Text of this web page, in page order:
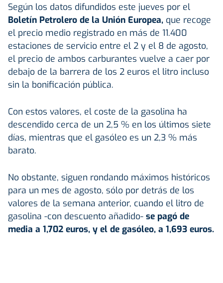
Según los datos difundidos este jueves por el
Boletín Petrolero de la Unión Europea, que recoge
el precio medio registrado en más de 11.400
estaciones de servicio entre el 2 y el 8 de agosto,
el precio de ambos carburantes vuelve a caer por
debajo de la barrera de los 2 euros el litro incluso
sin la bonificación pública.
Con estos valores, el coste de la gasolina ha
descendido cerca de un 2,5 % en los últimos siete
días, mientras que el gasóleo es un 2,3 % más
barato.
No obstante, siguen rondando máximos históricos
para un mes de agosto, sólo por detrás de los
valores de la semana anterior, cuando el litro de
gasolina -con descuento añadido- se pagó de
media a 1,702 euros, y el de gasóleo, a 1,693 euros.